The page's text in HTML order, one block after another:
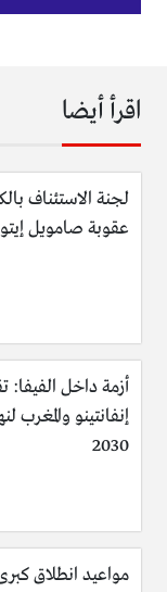
اقرأ أيضا
لجنة الاستئناف
عقوبة صامويل
أزمة داخل
إنفانتينو والمغرب
2030
مواعيد انطلاق